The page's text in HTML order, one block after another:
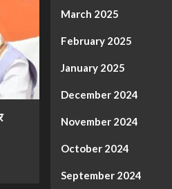
March 2025
February 2025
January 2025
December 2024
November 2024
October 2024
September 2024